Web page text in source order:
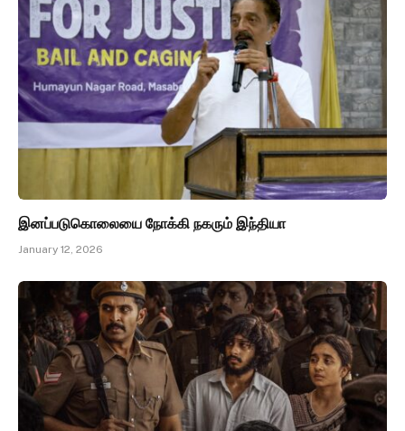
இனப்படுகொலையை நோக்கி நகரும் இந்தியா
January 12, 2026